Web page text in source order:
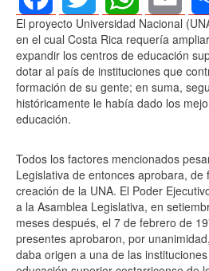
FacebookTwitter WhatsAppEmail
El proyecto Universidad Nacional
en el cual Costa Rica requería
expandir los centros de educación
dotar al país de instituciones que
formación de su gente; en suma,
históricamente le había dado los
educación.
Todos los factores mencionados
Legislativa de entonces aprobara, de
creación de la UNA. El Poder
a la Asamblea Legislativa, en
meses después, el 7 de febrero de
presentes aprobaron, por
daba origen a una de las